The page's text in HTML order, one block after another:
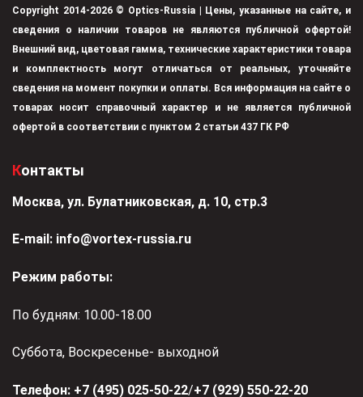
Copyright 2014-2026 © Optics-Russia | Цены, указанные на сайте, и
сведения о наличии товаров не являются публичной офертой!
Внешний вид, цветовая гамма, технические характеристики товара
и комплектность могут отличаться от реальных, уточняйте
сведения на момент покупки и оплаты. Вся информация на сайте о
товарах носит справочный характер и не является публичной
офертой в соответствии с пунктом 2 статьи 437 ГК РФ
Контакты
Москва, ул. Булатниковская, д. 10, стр.3
Е-mail: info@vortex-russia.ru
Режим работы:
По будням: 10.00-18.00
Суббота, Воскресенье- выходной
Телефон: +7 (495) 025-50-22/+7 (929) 550-22-20